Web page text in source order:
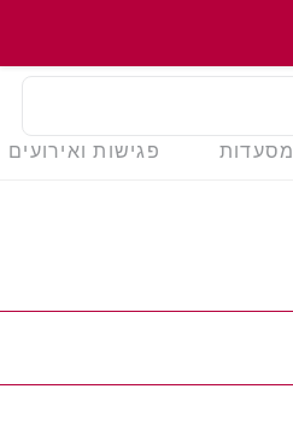
מסעדות פגישות ואירועים